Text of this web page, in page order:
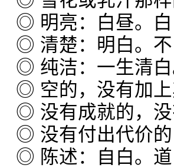
◎ 明亮：白昼。白
◎ 清楚：明白。不
◎ 纯洁：一生清
◎ 空的，没有加
◎ 没有成就的，
◎ 没有付出代价
◎ 陈述：自白。道